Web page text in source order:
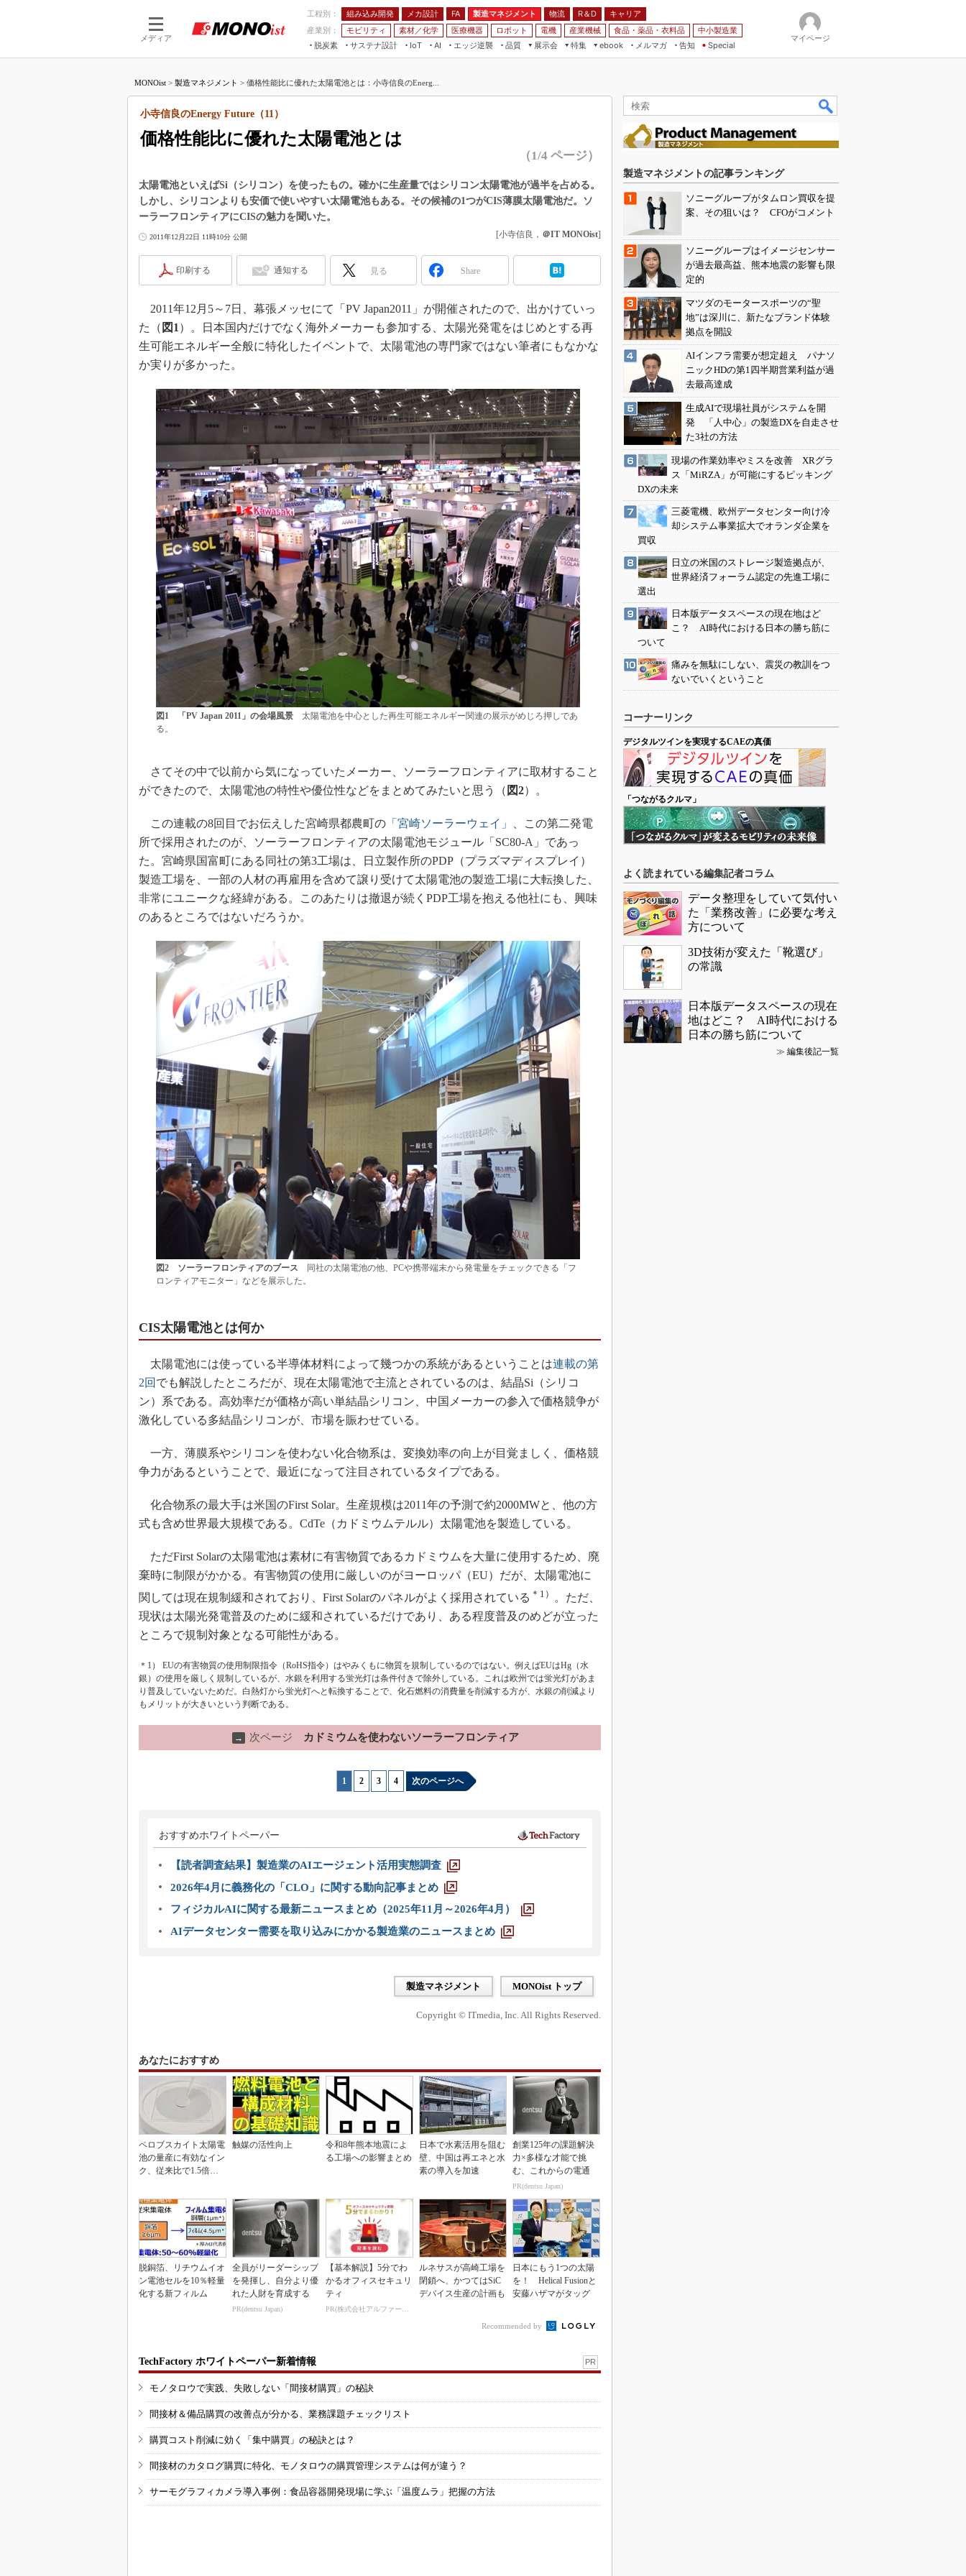
メディア
工程別： 組み込み開発 メカ設計 FA 製造マネジメント 物流 R＆D
キャリア
産業別：
モビリティ 素材／化学 医療機器 ロボット 電機 産業機械 食品・薬品・衣料品
中小製造業
脱炭素
サステナ設計
IoT
つながる工場
AI
AI×設備保全
エッジ逆襲 品質
展示会
JIMTOF
IIFES
ジャパンモビリティショー
TECHNO-FRONTIER
EdgeTech+
AUTOMOTIVE WORLD
産業オープンネット展
特集
つながるクルマ
組み込み画像技術
Windows Embedded
ISO26262
無償設計ツール
3Dプリンタ
デジタルツインとCAE
インダストリー4.0
イノベーション
製造業ビッグデータ
メイドインジャパン
植物工場
知財マネジメント
海外生産
グローバル設計・開発
制御セキュリティ
新型コロナへの対応
ebook
メルマガ
告知 Special
マイページ
MONOist > 製造マネジメント > 価格性能比に優れた太陽電池とは：小寺信良のEnerg...
価格性能比に優れた太陽電池とは
小寺信良のEnergy Future（11）
（1/4 ページ）
太陽電池といえばSi（シリコン）を使ったもの。確かに生産量ではシリコン太陽電池が過半を占める。
しかし、シリコンよりも安価で使いやすい太陽電池もある。その候補の1つがCIS薄膜太陽電池だ。ソ
ーラーフロンティアにCISの魅力を聞いた。
2011年12月22日 11時10分 公開 [小寺信良， ＠IT MONOist]
印刷する 通知する 見る Share
2011年12月5～7日、幕張メッセにて「PV Japan2011」が開催されたので、出かけていっ
た（ 図1 ）。日本国内だけでなく海外メーカーも参加する、太陽光発電をはじめとする再
生可能エネルギー全般に特化したイベントで、太陽電池の専門家ではない筆者にもなかな
か実りが多かった。
図1 「PV Japan 2011」の会場風景太陽電池を中心とした再生可能エネルギー関連の展示がめじろ押しであ
る。
さてその中で以前から気になっていたメーカー、ソーラーフロンティアに取材すること
ができたので、太陽電池の特性や優位性などをまとめてみたいと思う（ 図2）。
この連載の8回目でお伝えした宮崎県都農町の 「宮崎ソーラーウェイ」
、この第二発電
所で採用されたのが、ソーラーフロンティアの太陽電池モジュール「SC80-A」であっ
た。宮崎県国富町にある同社の第3工場は、日立製作所のPDP（プラズマディスプレイ）
製造工場を、一部の人材の再雇用を含めて譲り受けて太陽電池の製造工場に大転換した、
非常にユニークな経緯がある。このあたりは撤退が続くPDP工場を抱える他社にも、興味
のあるところではないだろうか。
図2 ソーラーフロンティアのブース 同社の太陽電池の他、PCや携帯端末から発電量をチェックできる「フ
ロンティアモニター」などを展示した。
CIS太陽電池とは何か
太陽電池には使っている半導体材料によって幾つかの系統があるということは連載の第
2回 でも解説したところだが、現在太陽電池で主流とされているのは、結晶Si（シリコ
ン）系である。高効率だが価格が高い単結晶シリコン、中国メーカーの参入で価格競争が
激化している多結晶シリコンが、市場を賑わせている。
一方、薄膜系やシリコンを使わない化合物系は、変換効率の向上が目覚ましく、価格競
争力があるということで、最近になって注目されているタイプである。
化合物系の最大手は米国のFirst Solar。生産規模は2011年の予測で約2000MWと、他の方
式も含め世界最大規模である。CdTe（カドミウムテルル）太陽電池を製造している。
ただFirst Solarの太陽電池は素材に有害物質であるカドミウムを大量に使用するため、廃
棄時に制限がかかる。有害物質の使用に厳しいのがヨーロッパ（EU）だが、太陽電池に
関しては現在規制緩和されており、First Solarのパネルがよく採用されている ＊1）
。ただ、
現状は太陽光発電普及のために緩和されているだけであり、ある程度普及のめどが立った
ところで規制対象となる可能性がある。
＊1） EUの有害物質の使用制限指令（RoHS指令）はやみくもに物質を規制しているのではない。例えばEUはHg（水
銀）の使用を厳しく規制しているが、水銀を利用する蛍光灯は条件付きで除外している。これは欧州では蛍光灯があま
り普及していないためだ。白熱灯から蛍光灯へと転換することで、化石燃料の消費量を削減する方が、水銀の削減より
もメリットが大きいという判断である。
→ 次ページ カドミウムを使わないソーラーフロンティア
1 2 3 4 次のページへ
おすすめホワイトペーパー
【読者調査結果】製造業のAIエージェント活用実態調査
2026年4月に義務化の「CLO」に関する動向記事まとめ
フィジカルAIに関する最新ニュースまとめ（2025年11月～2026年4月）
AIデータセンター需要を取り込みにかかる製造業のニュースまとめ
製造マネジメント MONOist トップ
Copyright © ITmedia, Inc. All Rights Reserved.
あなたにおすすめ
ペロブスカイト太陽電
池の量産に有効なイン
ク、従来比で1.5倍の
触媒の活性向上
令和8年熊本地震によ
る工場への影響まとめ
日本で水素活用を阻む
壁、中国は再エネと水
素の導入を加速
創業125年の課題解決
力×多様な才能で挑
む、これからの電通
PR(dentsu Japan)
脱銅箔、リチウムイオ
ン電池セルを10％軽量
化する新フィルム
全員がリーダーシップ
を発揮し、自分より優
れた人財を育成する
PR(dentsu Japan)
【基本解説】5分でわ
かるオフィスセキュリ
ティ
ルネサスが高崎工場を
閉鎖へ、かつてはSiC
デバイス生産の計画も
日本にもう1つの太陽
を！ Helical Fusionと
安藤ハザマがタッグ
Recommended by
TechFactory ホワイトペーパー新着情報 PR
モノタロウで実践、失敗しない「間接材購買」の秘訣
間接材＆備品購買の改善点が分かる、業務課題チェックリスト
購買コスト削減に効く「集中購買」の秘訣とは？
間接材のカタログ購買に特化、モノタロウの購買管理システムは何が違う？
サーモグラフィカメラ導入事例：食品容器開発現場に学ぶ「温度ムラ」把握の方法
製造マネジメントの記事ランキング
ソニーグループがタムロン買収を提
案、その狙いは？ CFOがコメント
ソニーグループはイメージセンサー
が過去最高益、熊本地震の影響も限
定的
マツダのモータースポーツの“聖
地”は深川に、新たなブランド体験
拠点を開設
AIインフラ需要が想定超え パナソ
ニックHDの第1四半期営業利益が過
去最高達成
生成AIで現場社員がシステムを開
発 「人中心」の製造DXを自走させ
た3社の方法
現場の作業効率やミスを改善 XRグラ
ス「MiRZA」が可能にするピッキング
DXの未来
三菱電機、欧州データセンター向け冷
却システム事業拡大でオランダ企業を
買収
日立の米国のストレージ製造拠点が、
世界経済フォーラム認定の先進工場に
選出
日本版データスペースの現在地はど
こ？ AI時代における日本の勝ち筋に
ついて
痛みを無駄にしない、震災の教訓をつ
ないでいくということ
コーナーリンク
デジタルツインを実現するCAEの真価
「つながるクルマ」
よく読まれている編集記者コラム
データ整理をしていて気付い
た「業務改善」に必要な考え
方について
3D技術が変えた「靴選び」
の常識
日本版データスペースの現在
地はどこ？ AI時代における
日本の勝ち筋について
≫ 編集後記一覧